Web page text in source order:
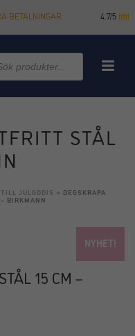
BETALNINGAR 4.7/5
STÅL
JULGODIS » DEGSKRAPA
BIRKMANN
NYHET!
15 CM –